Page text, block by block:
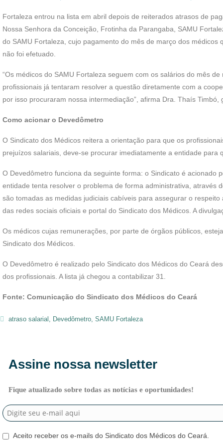
Fortaleza entrou na lista em abril depois de reiterados atrasos de
Nossa Senhora da Conceição, Frotinha da Parangaba, SAMU
do SAMU Fortaleza, cujo pagamento do mês de março dos
não foi efetuado.
“Os médicos do SAMU Fortaleza seguem com os salários do mês
profissionais já tentaram resolver a questão diretamente com a
por isso procuraram nossa intermediação”, afirma Dra. Thaís Timbó,
Como acionar o Devedômetro
O Sindicato dos Médicos reitera a orientação para que os
prejuízos salariais, deve-se procurar imediatamente a entidade para
O Devedômetro funciona da seguinte forma: o Sindicato é acionado
entidade tenta resolver o problema de forma administrativa, através
são tomadas as medidas judiciais cabíveis para assegurar o
das redes sociais oficiais e portal do Sindicato dos Médicos. A
Os médicos cujas remunerações, por parte de órgãos públicos,
Sindicato dos Médicos.
O Devedômetro é realizado pelo Sindicato dos Médicos do Ceará
dos profissionais. A lista já chegou a contabilizar 31.
Fonte: Comunicação do Sindicato dos Médicos do Ceará
atraso salarial , Devedômetro, SAMU Fortaleza
Assine nossa newsletter
Fique atualizado sobre todas as notícias e oportunidades!
Aceito receber os e-mails do Sindicato dos Médicos do Ceará.